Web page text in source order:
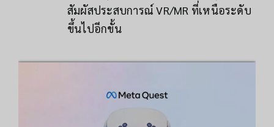
สัมผัสประสบการณ์ VR/MR ที่เหนือระดับ
ขึ้นไปอีกขั้น